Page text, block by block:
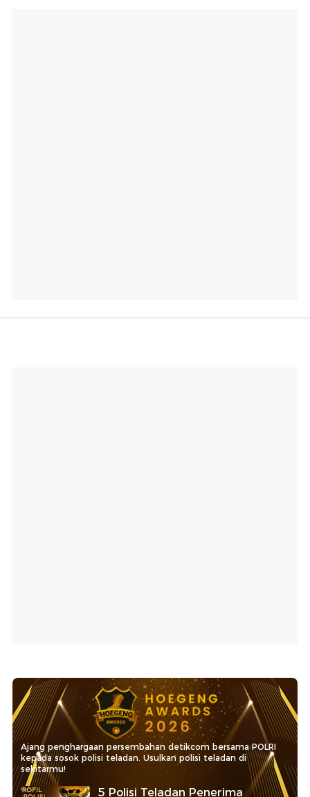
Ajang penghargaan persembahan detikcom bersama POLRI
kepada sosok polisi teladan. Usulkan polisi teladan di
sekitarmu!
5 Polisi Teladan Penerima